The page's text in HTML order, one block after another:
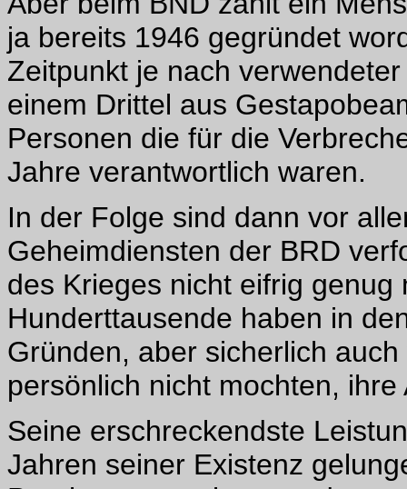
ja bereits 1946 gegründet
Zeitpunkt je nach
einem Drittel aus
Personen die für die
Jahre verantwortlich waren.
In der Folge sind dann vor
Geheimdiensten der BRD
des Krieges nicht eifrig genug
Hunderttausende haben in
Gründen, aber sicherlich
persönlich nicht mochten,
Seine erschreckendste
Jahren seiner Existenz